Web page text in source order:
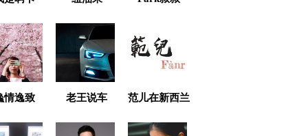
情逸致 老王说车 范儿在新西兰